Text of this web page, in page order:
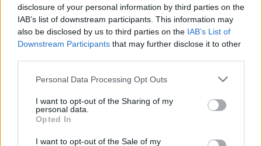
disclosure of your personal information by third parties on the
IAB’s list of downstream participants. This information may
also be disclosed by us to third parties on the IAB’s List of
Downstream Participants that may further disclose it to other
Please note that this website/app uses one or more Google
not limited to your visit or usage behaviour. You may click to
grant or deny consent to Google and its third-party tags to
use your data for below specified purposes in below Google
consent section.
Personal Data Processing Opt Outs
I want to opt-out of the Sharing of my
personal data.
Opted In
I want to opt-out of the Sale of my